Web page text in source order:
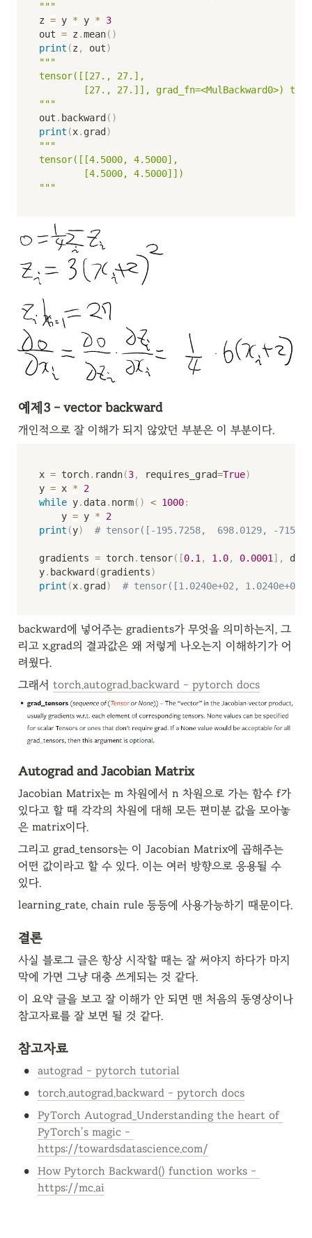
"""
z = y * y *
3
out = z .mean( )
print (z , out)
"""
tensor([[27., 27.],
[27., 27.]], grad_fn=<MulBackward0>)
"""
out . backward ( )
print (x. grad )
"""
tensor([[4.5000, 4.5000],
        [4.5000, 4.5000]])
"""
예제3 - vector backward
개인적으로 잘 이해가 되지 않았던 부분은 이 부분이다.
x = torch. randn(3, requires_grad=True)
y = x *
2
while y. data. norm( ) < 1000:
    y
= y *
2
print (y) # tensor([-195.7258,  698.0129, -
gradients = torch. tensor( [0.1, 1.0, 0.0001] ,
y. backward (gradients)
print (x. grad ) # tensor([1.0240e+02, 1.0240e+03,
backward에 넣어주는 gradients가 무엇을 의미하는지, 그
리고 x.grad의 결과값은 왜 저렇게 나오는지 이해하기가 어
려웠다.
그래서 torch.autograd.backward - pytorch docs
Autograd and Jacobian Matrix
Jacobian Matrix는 m 차원에서 n 차원으로 가는 함수 f가
있다고 할 때 각각의 차원에 대해 모든 편미분 값을 모아놓
은 matrix이다.
그리고 grad_tensors는 이 Jacobian Matrix에 곱해주는
어떤 값이라고 할 수 있다. 이는 여러 방향으로 응용될 수
있다.
learning_rate, chain rule 등등에 사용가능하기 때문이다.
결론
사실 블로그 글은 항상 시작할 때는 잘 써야지 하다가 마지
막에 가면 그냥 대충 쓰게되는 것 같다.
이 요약 글을 보고 잘 이해가 안 되면 맨 처음의 동영상이나
참고자료를 잘 보면 될 것 같다.
참고자료
• autograd - pytorch tutorial
• torch.autograd.backward - pytorch docs
• PyTorch Autograd_Understanding the heart of
PyTorch’s magic -
https://towardsdatascience.com/
• How Pytorch Backward() function works -
https://mc.ai